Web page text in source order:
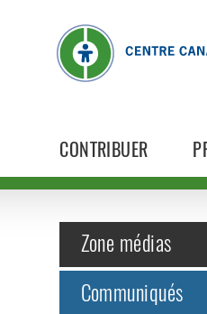
CONTRIBUER
Zone médias
Communiqués